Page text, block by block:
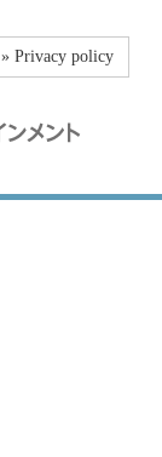
» Privacy policy